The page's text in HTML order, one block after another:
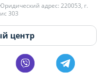
в будние дни с 9:00 до
8:00 до 20:00.
адрес: 220053, г.
303
центр